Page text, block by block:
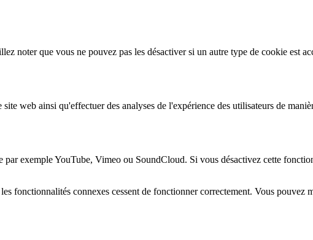
noter que vous ne pouvez pas les désactiver si un autre type de cookie est
web ainsi qu'effectuer des analyses de l'expérience des utilisateurs de
exemple YouTube, Vimeo ou SoundCloud. Si vous désactivez cette
fonctionnalités connexes cessent de fonctionner correctement. Vous pouvez